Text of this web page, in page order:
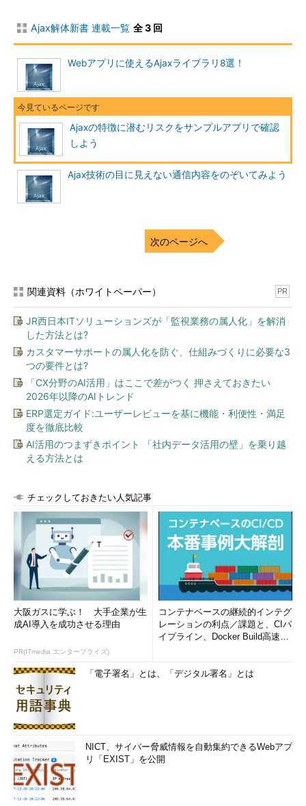
Ajax解体新書 連載一覧 全 3 回
Webアプリに使えるAjaxライブラリ8選！
Ajaxの特徴に潜むリスクをサンプルアプリで確認
しよう
Ajax技術の目に見えない通信内容をのぞいてみよう
次のページへ
関連資料（ホワイトペーパー） PR
JR西日本ITソリューションズが「監視業務の属人化」を解消
した方法とは?
カスタマーサポートの属人化を防ぐ、仕組みづくりに必要な3
つの要件とは?
「CX分野のAI活用」はここで差がつく 押さえておきたい
2026年以降のAIトレンド
ERP選定ガイド:ユーザーレビューを基に機能・利便性・満足
度を徹底比較
AI活用のつまずきポイント 「社内データ活用の壁」を乗り越
える方法とは
チェックしておきたい人気記事
大阪ガスに学ぶ！ 大手企業が生
成AI導入を成功させる理由
PR(ITmedia エンタープライズ)
コンテナベースの継続的インテグ
レーションの利点／課題と、CIパ
イプライン、Docker Build高速化
「電子署名」とは、「デジタル署名」とは
NICT、サイバー脅威情報を自動集約できるWebアプ
リ「EXIST」を公開